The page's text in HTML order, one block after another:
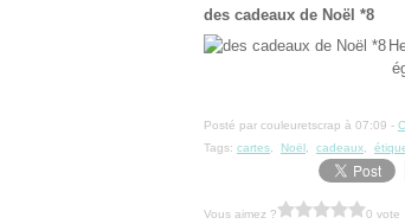
des cadeaux de Noël *8
Posté par couleuretscrap à 07:09 -
Tags: cartes Noël cadeaux
Vous aimez ? 0 vote